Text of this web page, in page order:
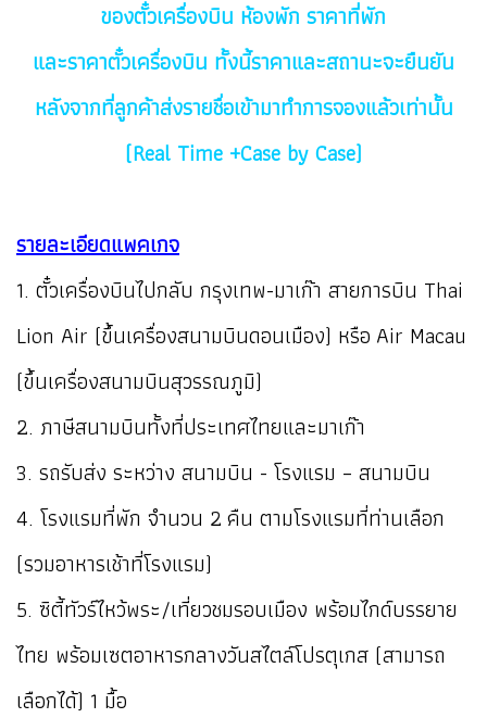
ของตั๋วเครื่องบิน ห้องพัก ราคาที่พัก
และราคาตั๋วเครื่องบิน ทั้งนี้ราคาและสถานะจะยืนยัน
หลังจากที่ลูกค้าส่งรายชื่อเข้ามาทำการจองแล้วเท่านั้น
(Real Time +Case by Case)
รายละเอียดแพคเกจ
1. ตั๋วเครื่องบินไปกลับ กรุงเทพ-มาเก๊า สายการบิน Thai
Lion Air (ขึ้นเครื่องสนามบินดอนเมือง) หรือ Air Macau
(ขึ้นเครื่องสนามบินสุวรรณภูมิ)
2. ภาษีสนามบินทั้งที่ประเทศไทยและมาเก๊า
3. รถรับส่ง ระหว่าง สนามบิน - โรงแรม – สนามบิน
4. โรงแรมที่พัก จำนวน 2 คืน ตามโรงแรมที่ท่านเลือก
(รวมอาหารเช้าที่โรงแรม)
5. ซิตี้ทัวร์ไหว้พระ/เที่ยวชมรอบเมือง พร้อมไกด์บรรยาย
ไทย พร้อมเซตอาหารกลางวันสไตล์โปรตุเกส (สามารถ
เลือกได้) 1 มื้อ